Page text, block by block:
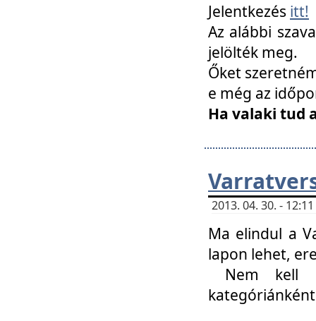
Jelentkezés itt!
Az alábbi
jelölték meg.
Őket
e még az
Ha valaki tud
2013. 04. 30. -
Ma elindul a
lapon lehet,
Nem kell